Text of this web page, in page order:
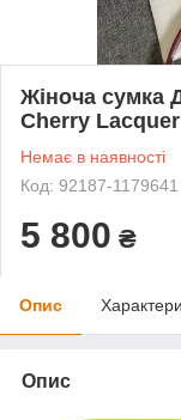
Жіноча сумка
Cherry
Немає в наявності
Код: 92187-1179641
5 800 ₴
Опис
Опис